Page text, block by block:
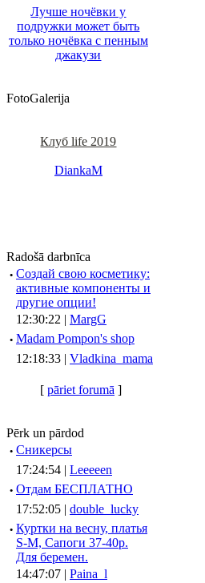
Лучше ночёвки у
подружки может быть
только ночёвка с пенным
джакузи
FotoGalerija
Клуб life 2019
DiankaM
Radošā darbnīca
· Создай свою косметику:
активные компоненты и
другие опции!
12:30:22 | MargG
· Madam Pompon's shop
12:18:33 | Vladkina_mama
[ pāriet forumā ]
Pērk un pārdod
· Сникерсы
17:24:54 | Leeeeen
· Отдам БЕСПЛАТНО
17:52:05 | double_lucky
· Куртки на весну, платья
S-M, Сапоги 37-40р.
Для беремен.
14:47:07 | Paina_l